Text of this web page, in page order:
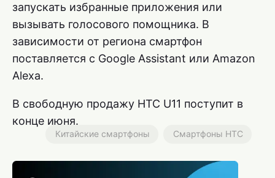
запускать избранные приложения или
вызывать голосового помощника. В
зависимости от региона смартфон
поставляется с Google Assistant или Amazon
Alexa.
В свободную продажу HTC U11 поступит в
конце июня.
Китайские смартфоны Смартфоны HTC